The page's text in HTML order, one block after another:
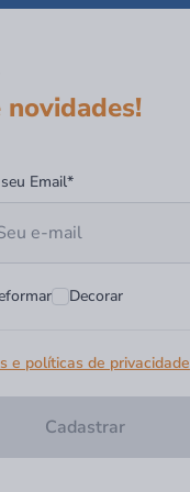
novidades!
Email*
Decorar
e políticas de privacidade
Cadastrar